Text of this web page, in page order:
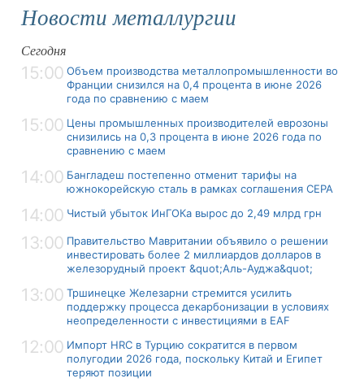
Новости металлургии
Сегодня
15:00 Объем производства металлопромышленности во
Франции снизился на 0,4 процента в июне 2026
года по сравнению с маем
15:00 Цены промышленных производителей еврозоны
снизились на 0,3 процента в июне 2026 года по
сравнению с маем
14:00 Бангладеш постепенно отменит тарифы на
южнокорейскую сталь в рамках соглашения CEPA
14:00 Чистый убыток ИнГОКа вырос до 2,49 млрд грн
13:00 Правительство Мавритании объявило о решении
инвестировать более 2 миллиардов долларов в
железорудный проект &quot;Аль-Ауджа&quot;
13:00 Тршинецке Железарни стремится усилить
поддержку процесса декарбонизации в условиях
неопределенности с инвестициями в EAF
12:00 Импорт HRC в Турцию сократится в первом
полугодии 2026 года, поскольку Китай и Египет
теряют позиции